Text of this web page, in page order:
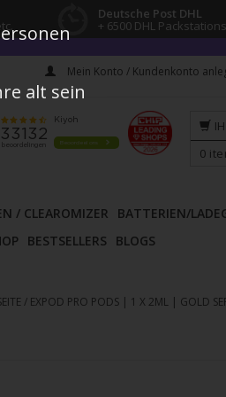
Deutsche Post DHL
+ 6500 DHL Packstations
Mein Konto / Kundenkonto
/ CLEAROMIZER
BATTERIEN/
BESTSELLERS BLOGS
0
/ EXPOD PRO PODS | 1 X 2ML | GOLD
alt sein